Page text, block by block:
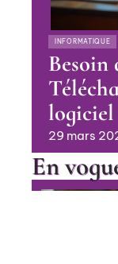
INFORMATIQUE
Besoin
logiciel
29 mars
En